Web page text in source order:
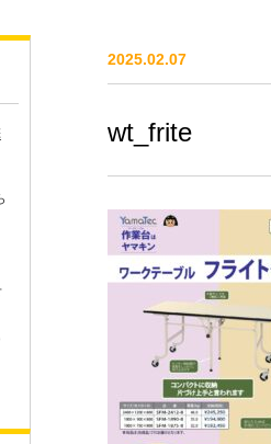
2025.02.07
wt_frite